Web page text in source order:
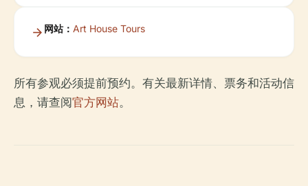
网站： Art House Tours
所有参观必须提前预约。有关最新详情、票务和活动信
息，请查阅官方网站。